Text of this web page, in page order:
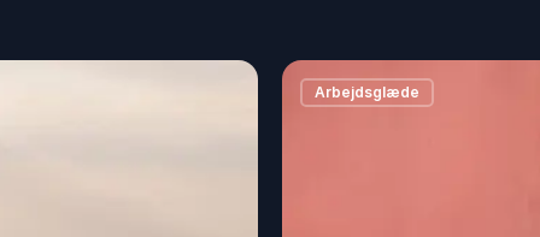
Arbejdsglæde